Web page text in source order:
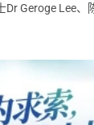
Dr Geroge Lee、